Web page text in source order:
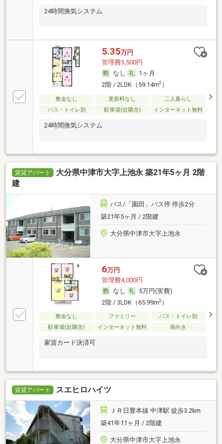
24時間換気システム
5.35万円
管理費3,500円
なし
1ヶ月
2階 / 2LDK（59.14m2）
敷金なし 更新料なし
二人暮らし
バス・トイレ別
駐車場(近隣含) インターネット無料
24時間換気システム
賃貸アパート
大分県中津市大字上池永 築21年5ヶ月 2階
建
バス/「園田」バス停 停歩2分
築21年5ヶ月 / 2階建
大分県中津市大字上池永
6万円
管理費4,000円
なし
5万円(実費)
2階 / 3LDK（65.99m2）
敷金なし ファミリー
バス・トイレ別
駐車場(近隣含)
インターネット無料 南向き
家賃カード決済可
賃貸アパート スエヒロハイツ
ＪＲ日豊本線 中津駅 徒歩3.2km
築41年11ヶ月 / 2階建
大分県中津市大字上池永